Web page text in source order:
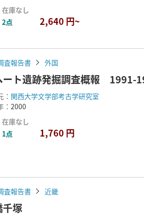
在庫なし
2点 2,640 円~
査報告書 外国
ート遺跡発掘調査概報 1991-
： 関西大学文学部考古学研究室
： 2000
在庫なし
1点 1,760 円
査報告書 近畿
千塚